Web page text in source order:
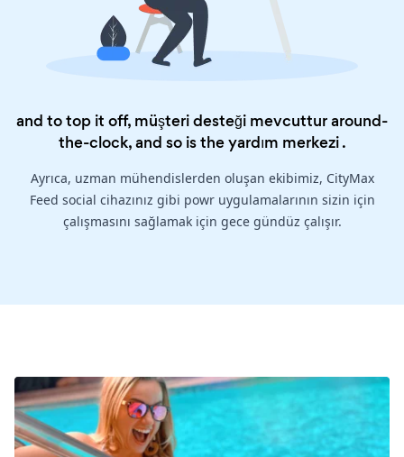
and to top it off, müşteri desteği mevcuttur around-
the-clock, and so is theyardım merkezi.
Ayrıca, uzman mühendislerden oluşan ekibimiz, CityMax
Feed social cihazınız gibi powr uygulamalarının sizin için
çalışmasını sağlamak için gece gündüz çalışır.